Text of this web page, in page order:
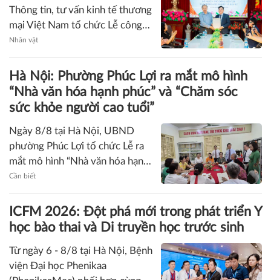
Nhà báo Lê Minh Tuấn giữ chức vụ Phó
Tổng Biên tập Tạp chí Doanh nghiệp và Đầu
Ngày 8/8 tại Hà Nội, Hiệp hội
Thông tin, tư vấn kinh tế thương
mại Việt Nam tổ chức Lễ công
Thạc sĩ, Nhà báo Lê Minh Tuấn
giữ chức vụ Phó Tổng Biên tập
Tạp chí Doanh nghiệp và Đầu tư.
Hà Nội: Phường Phúc Lợi ra mắt mô hình
“Nhà văn hóa hạnh phúc” và “Chăm sóc
Ngày 8/8 tại Hà Nội, UBND
phường Phúc Lợi tổ chức Lễ ra
phúc” và mô hình “Chăm sóc sức
khỏe người cao tuổi”. Đây là hai
Cần biết